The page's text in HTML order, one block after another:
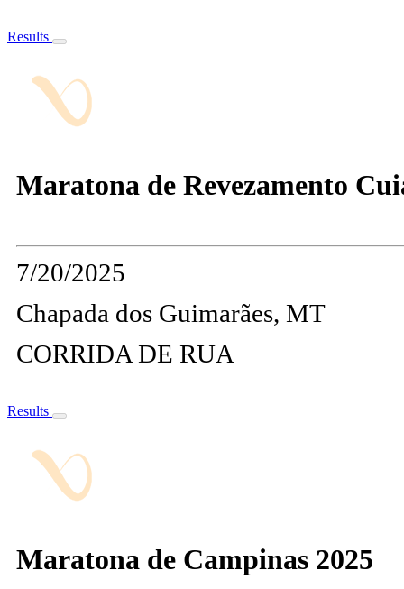
Results
Maratona de Revezamento
7/20/2025
Chapada dos Guimarães, MT
CORRIDA DE RUA
Results
Maratona de Campinas 2025